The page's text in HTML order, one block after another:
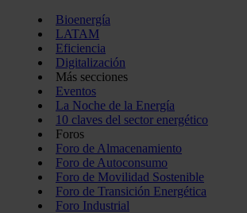
Bioenergía
LATAM
Eficiencia
Digitalización
Más secciones
Eventos
La Noche de la Energía
10 claves del sector energético
Foros
Foro de Almacenamiento
Foro de Autoconsumo
Foro de Movilidad Sostenible
Foro de Transición Energética
Foro Industrial